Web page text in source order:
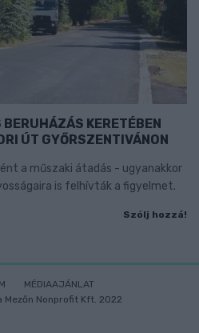
KERETÉBEN
ÚT GYŐRSZENTIVÁNON
a műszaki átadás - ugyanakkor
is felhívták a figyelmet.
Szólj hozzá!
MÉDIAAJÁNLAT
Mezőn Nonprofit Kft. 2022